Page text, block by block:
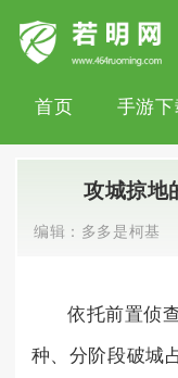
首页 手游下
攻城掠地
编辑： 多多是柯基
依托前置侦
种、分阶段破城